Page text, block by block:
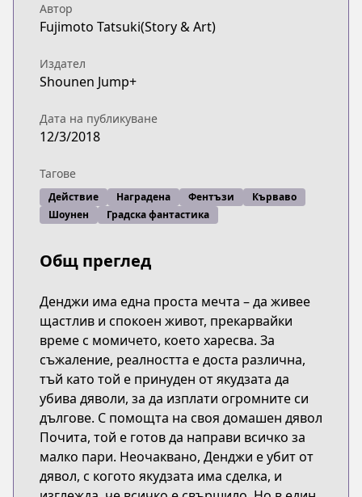
Автор
Fujimoto Tatsuki(Story & Art)
Издател
Shounen Jump+
Дата на публикуване
12/3/2018
Тагове
Действие Наградена Фентъзи
Кърваво
Шоунен
Градска фантастика
Общ преглед
Денджи има една проста мечта – да живее
щастлив и спокоен живот, прекарвайки
време с момичето, което харесва. За
съжаление, реалността е доста различна,
тъй като той е принуден от якудзата да
убива дяволи, за да изплати огромните си
дългове. С помощта на своя домашен дявол
Почита, той е готов да направи всичко за
малко пари. Неочаквано, Денджи е убит от
дявол, с когото якудзата има сделка, и